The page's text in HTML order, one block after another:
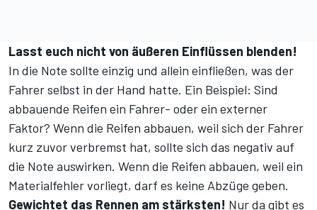
Lasst euch nicht von äußeren Einflüssen blenden!
In die Note sollte einzig und allein einfließen, was der
Fahrer selbst in der Hand hatte. Ein Beispiel: Sind
abbauende Reifen ein Fahrer- oder ein externer
Faktor? Wenn die Reifen abbauen, weil sich der Fahrer
kurz zuvor verbremst hat, sollte sich das negativ auf
die Note auswirken. Wenn die Reifen abbauen, weil ein
Materialfehler vorliegt, darf es keine Abzüge geben.
Gewichtet das Rennen am stärksten! Nur da gibt es